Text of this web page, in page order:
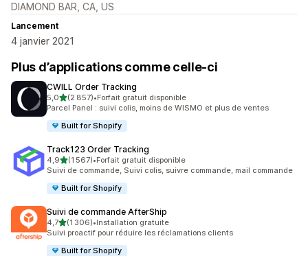
DIAMOND BAR, CA, US
Lancement
4 janvier 2021
Plus d’applications comme celle-ci
CWILL Order Tracking
5,0étoile(s) sur 5
(2 857)
2857 avis au total
•Forfait gratuit disponible
Parcel Panel : suivi colis, moins de WISMO et plus de ventes
Built for Shopify
Track123 Order Tracking
4,9étoile(s) sur 5
(1 567)
1567 avis au total
•Forfait gratuit disponible
Suivi de commande, Suivi colis, suivre commande, mail commande
Built for Shopify
Suivi de commande AfterShip
4,7étoile(s) sur 5
(1 306)
1306 avis au total
•Installation gratuite
Suivi proactif pour réduire les réclamations clients
Built for Shopify